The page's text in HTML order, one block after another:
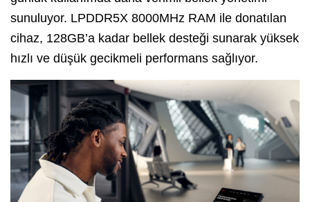
sunuluyor. LPDDR5X 8000MHz RAM ile donatılan
cihaz, 128GB’a kadar bellek desteği sunarak yüksek
hızlı ve düşük gecikmeli performans sağlıyor.